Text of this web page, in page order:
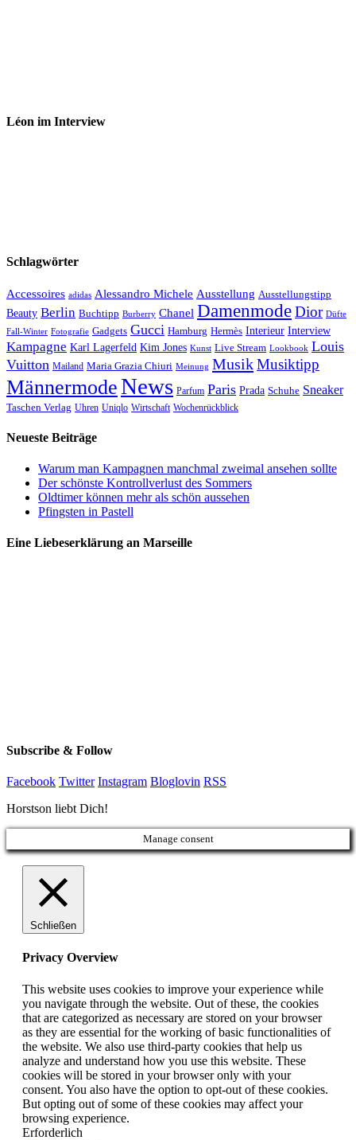
Léon im Interview
Schlagwörter
Accessoires adidas Alessandro Michele Ausstellung Ausstellungstipp
Beauty Berlin Buchtipp Burberry Chanel DamenmodeDior Düfte
Fall-Winter Fotografie Gadgets Gucci Hamburg Hermès Interieur Interview
Kampagne Karl Lagerfeld Kim Jones Kunst Live Stream Lookbook Louis
Vuitton Mailand Maria Grazia Chiuri Meinung MusikMusiktipp
MännermodeNews Parfum Paris Prada Schuhe Sneaker
Taschen Verlag Uhren Uniqlo Wirtschaft Wochenrückblick
Neueste Beiträge
Warum man Kampagnen manchmal zweimal ansehen sollte
Der schönste Kontrollverlust des Sommers
Oldtimer können mehr als schön aussehen
Pfingsten in Pastell
Eine Liebeserklärung an Marseille
Subscribe & Follow
Facebook Twitter Instagram Bloglovin RSS
Horstson liebt Dich!
Manage consent
Schließen
Privacy Overview
This website uses cookies to improve your experience while
you navigate through the website. Out of these, the cookies
that are categorized as necessary are stored on your browser
as they are essential for the working of basic functionalities of
the website. We also use third-party cookies that help us
analyze and understand how you use this website. These
cookies will be stored in your browser only with your
consent. You also have the option to opt-out of these cookies.
But opting out of some of these cookies may affect your
browsing experience.
Erforderlich